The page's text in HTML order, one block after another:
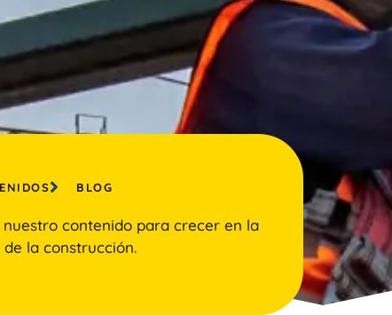
BLOG
contenido para crecer en la
la construcción.